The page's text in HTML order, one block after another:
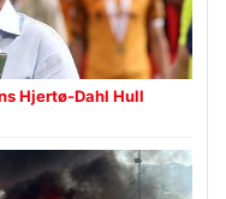
Hjertø-Dahl Hull